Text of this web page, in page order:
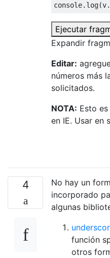
console. log(v.
Ejecutar
Expandir
Editar:
números más
solicitados.
NOTA: Esto
en IE. Usar en
4
No hay un
incorporado
algunas
función
otros